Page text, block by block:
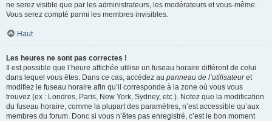
ne serez visible que par les administrateurs, les modérateurs et vous-même.
Vous serez compté parmi les membres invisibles.
Haut
Les heures ne sont pas correctes !
Il est possible que l’heure affichée utilise un fuseau horaire différent de celui
dans lequel vous êtes. Dans ce cas, accédez au panneau de l’utilisateuret
modifiez le fuseau horaire afin qu’il corresponde à la zone où vous vous
trouvez (ex : Londres, Paris, New York, Sydney, etc.). Notez que la modification
du fuseau horaire, comme la plupart des paramètres, n’est accessible qu’aux
membres du forum. Donc si vous n’êtes pas enregistré, c’est le bon moment